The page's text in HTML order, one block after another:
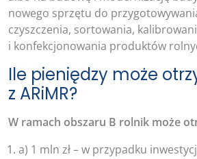
nowego sprzętu do
czyszczenia, sortowania,
i konfekcjonowania produktów
Ile pieniędzy może
z ARiMR?
W ramach obszaru B rolnik może
a) 1 mln zł – w przypadku